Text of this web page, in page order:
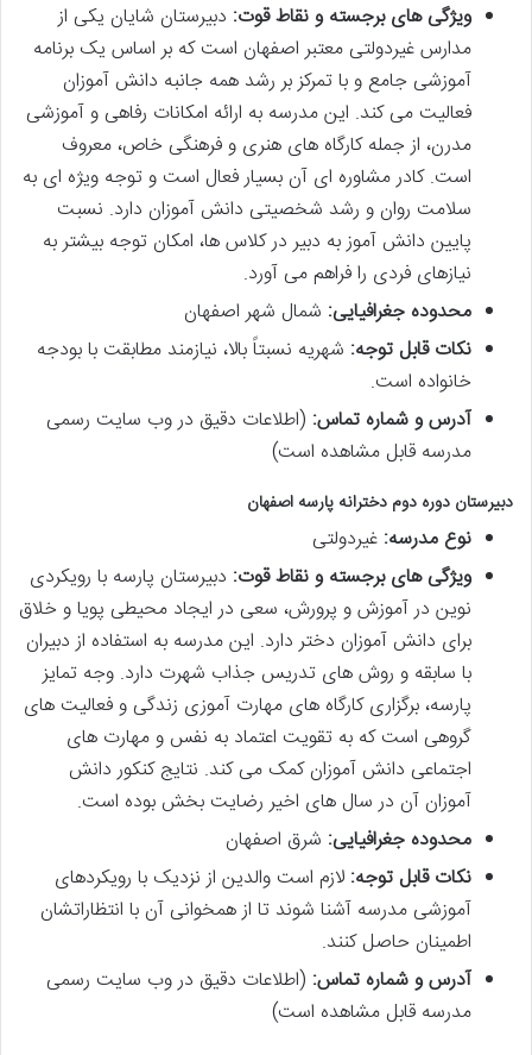
ویژگی های برجسته و نقاط قوت: دبیرستان شایان یکی از
مدارس غیردولتی معتبر اصفهان است که بر اساس یک برنامه
آموزشی جامع و با تمرکز بر رشد همه جانبه دانش آموزان
فعالیت می کند. این مدرسه به ارائه امکانات رفاهی و آموزشی
مدرن، از جمله کارگاه های هنری و فرهنگی خاص، معروف
است. کادر مشاوره ای آن بسیار فعال است و توجه ویژه ای به
سلامت روان و رشد شخصیتی دانش آموزان دارد. نسبت
پایین دانش آموز به دبیر در کلاس ها، امکان توجه بیشتر به
نیازهای فردی را فراهم می آورد.
محدوده جغرافیایی: شمال شهر اصفهان
نکات قابل توجه: شهریه نسبتاً بالا، نیازمند مطابقت با بودجه
خانواده است.
آدرس و شماره تماس: (اطلاعات دقیق در وب سایت رسمی
مدرسه قابل مشاهده است)
دبیرستان دوره دوم دخترانه پارسه اصفهان
نوع مدرسه: غیردولتی
ویژگی های برجسته و نقاط قوت: دبیرستان پارسه با رویکردی
نوین در آموزش و پرورش، سعی در ایجاد محیطی پویا و خلاق
برای دانش آموزان دختر دارد. این مدرسه به استفاده از دبیران
با سابقه و روش های تدریس جذاب شهرت دارد. وجه تمایز
پارسه، برگزاری کارگاه های مهارت آموزی زندگی و فعالیت های
گروهی است که به تقویت اعتماد به نفس و مهارت های
اجتماعی دانش آموزان کمک می کند. نتایج کنکور دانش
آموزان آن در سال های اخیر رضایت بخش بوده است.
محدوده جغرافیایی: شرق اصفهان
نکات قابل توجه: لازم است والدین از نزدیک با رویکردهای
آموزشی مدرسه آشنا شوند تا از همخوانی آن با انتظاراتشان
اطمینان حاصل کنند.
آدرس و شماره تماس: (اطلاعات دقیق در وب سایت رسمی
مدرسه قابل مشاهده است)